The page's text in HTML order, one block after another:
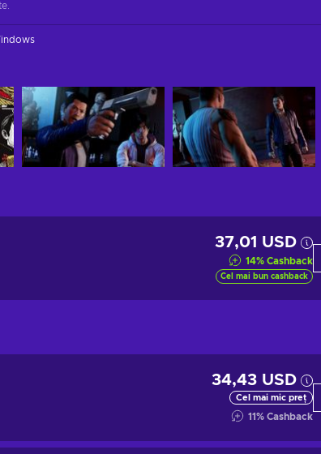
37,01 USD
14% Cashback
Cel mai bun cashback
34,43 USD
Cel mai mic preț
11% Cashback